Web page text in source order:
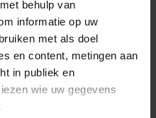
behulp van
informatie op uw
met als doel
en content, metingen aan
in publiek en
wie uw gegevens
eiwitten